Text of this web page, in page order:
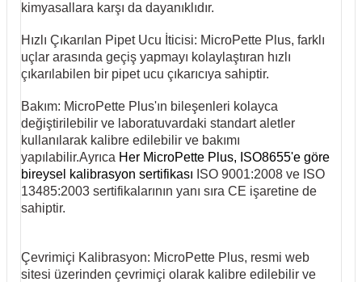
kimyasallara karşı da dayanıklıdır.
Hızlı Çıkarılan Pipet Ucu İticisi: MicroPette Plus, farklı
uçlar arasında geçiş yapmayı kolaylaştıran hızlı
çıkarılabilen bir pipet ucu çıkarıcıya sahiptir.
Bakım: MicroPette Plus'ın bileşenleri kolayca
değiştirilebilir ve laboratuvardaki standart aletler
kullanılarak kalibre edilebilir ve bakımı
yapılabilir.Ayrıca Her MicroPette Plus, ISO8655'e göre
bireysel kalibrasyon sertifikası ISO 9001:2008 ve ISO
13485:2003 sertifikalarının yanı sıra CE işaretine de
sahiptir.
Çevrimiçi Kalibrasyon: MicroPette Plus, resmi web
sitesi üzerinden çevrimiçi olarak kalibre edilebilir ve